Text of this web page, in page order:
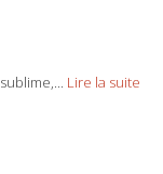
Lire la suite